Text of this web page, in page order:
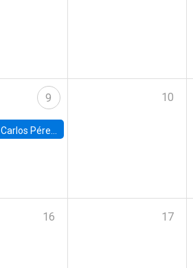
9
Carlos Pérez, Universidad Finis Terrae
10
16 17